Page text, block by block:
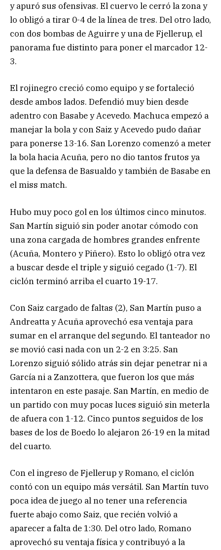
y apuró sus ofensivas. El cuervo le cerró la zona y
lo obligó a tirar 0-4 de la línea de tres. Del otro lado,
con dos bombas de Aguirre y una de Fjellerup, el
panorama fue distinto para poner el marcador 12-
3.
El rojinegro creció como equipo y se fortaleció
desde ambos lados. Defendió muy bien desde
adentro con Basabe y Acevedo. Machuca empezó a
manejar la bola y con Saiz y Acevedo pudo dañar
para ponerse 13-16. San Lorenzo comenzó a meter
la bola hacia Acuña, pero no dio tantos frutos ya
que la defensa de Basualdo y también de Basabe en
el miss match.
Hubo muy poco gol en los últimos cinco minutos.
San Martín siguió sin poder anotar cómodo con
una zona cargada de hombres grandes enfrente
(Acuña, Montero y Piñero). Esto lo obligó otra vez
a buscar desde el triple y siguió cegado (1-7). El
ciclón terminó arriba el cuarto 19-17.
Con Saiz cargado de faltas (2), San Martín puso a
Andreatta y Acuña aprovechó esa ventaja para
sumar en el arranque del segundo. El tanteador no
se movió casi nada con un 2-2 en 3:25. San
Lorenzo siguió sólido atrás sin dejar penetrar ni a
García ni a Zanzottera, que fueron los que más
intentaron en este pasaje. San Martín, en medio de
un partido con muy pocas luces siguió sin meterla
de afuera con 1-12. Cinco puntos seguidos de los
bases de los de Boedo lo alejaron 26-19 en la mitad
del cuarto.
Con el ingreso de Fjellerup y Romano, el ciclón
contó con un equipo más versátil. San Martín tuvo
poca idea de juego al no tener una referencia
fuerte abajo como Saiz, que recién volvió a
aparecer a falta de 1:30. Del otro lado, Romano
aprovechó su ventaja física y contribuyó a la